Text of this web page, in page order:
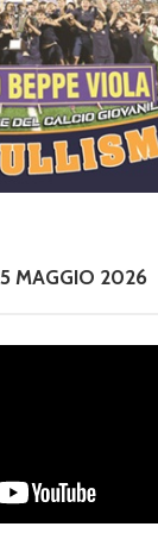
MAGGIO 2026